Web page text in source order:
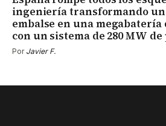
ingeniería transformando
embalse en una
con un sistema de 280 MW
Por Javier F.